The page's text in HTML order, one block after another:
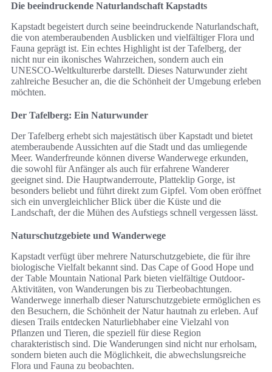
Die beeindruckende Naturlandschaft Kapstadts
Kapstadt begeistert durch seine beeindruckende Naturlandschaft,
die von atemberaubenden Ausblicken und vielfältiger Flora und
Fauna geprägt ist. Ein echtes Highlight ist der Tafelberg, der
nicht nur ein ikonisches Wahrzeichen, sondern auch ein
UNESCO-Weltkulturerbe darstellt. Dieses Naturwunder zieht
zahlreiche Besucher an, die die Schönheit der Umgebung erleben
möchten.
Der Tafelberg: Ein Naturwunder
Der Tafelberg erhebt sich majestätisch über Kapstadt und bietet
atemberaubende Aussichten auf die Stadt und das umliegende
Meer. Wanderfreunde können diverse Wanderwege erkunden,
die sowohl für Anfänger als auch für erfahrene Wanderer
geeignet sind. Die Hauptwanderroute, Platteklip Gorge, ist
besonders beliebt und führt direkt zum Gipfel. Vom oben eröffnet
sich ein unvergleichlicher Blick über die Küste und die
Landschaft, der die Mühen des Aufstiegs schnell vergessen lässt.
Naturschutzgebiete und Wanderwege
Kapstadt verfügt über mehrere Naturschutzgebiete, die für ihre
biologische Vielfalt bekannt sind. Das Cape of Good Hope und
der Table Mountain National Park bieten vielfältige Outdoor-
Aktivitäten, von Wanderungen bis zu Tierbeobachtungen.
Wanderwege innerhalb dieser Naturschutzgebiete ermöglichen es
den Besuchern, die Schönheit der Natur hautnah zu erleben. Auf
diesen Trails entdecken Naturliebhaber eine Vielzahl von
Pflanzen und Tieren, die speziell für diese Region
charakteristisch sind. Die Wanderungen sind nicht nur erholsam,
sondern bieten auch die Möglichkeit, die abwechslungsreiche
Flora und Fauna zu beobachten.